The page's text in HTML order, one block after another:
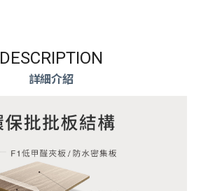
DESCRIPTION
詳細介紹